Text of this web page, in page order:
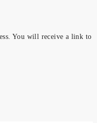
You will receive a link to